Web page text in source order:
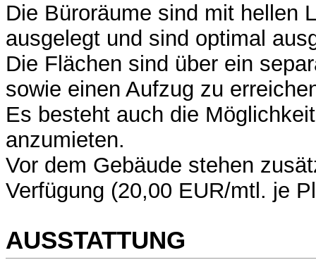
Die Büroräume sind mit hellen
ausgelegt und sind optimal
Die Flächen sind über ein
sowie einen Aufzug zu
Es besteht auch die
anzumieten.
Vor dem Gebäude stehen
Verfügung (20,00 EUR/mtl. je
AUSSTATTUNG